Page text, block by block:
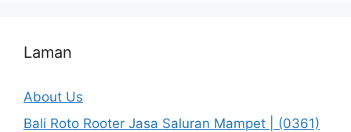
Laman
About Us
Bali Roto Rooter Jasa Saluran Mampet | (0361)